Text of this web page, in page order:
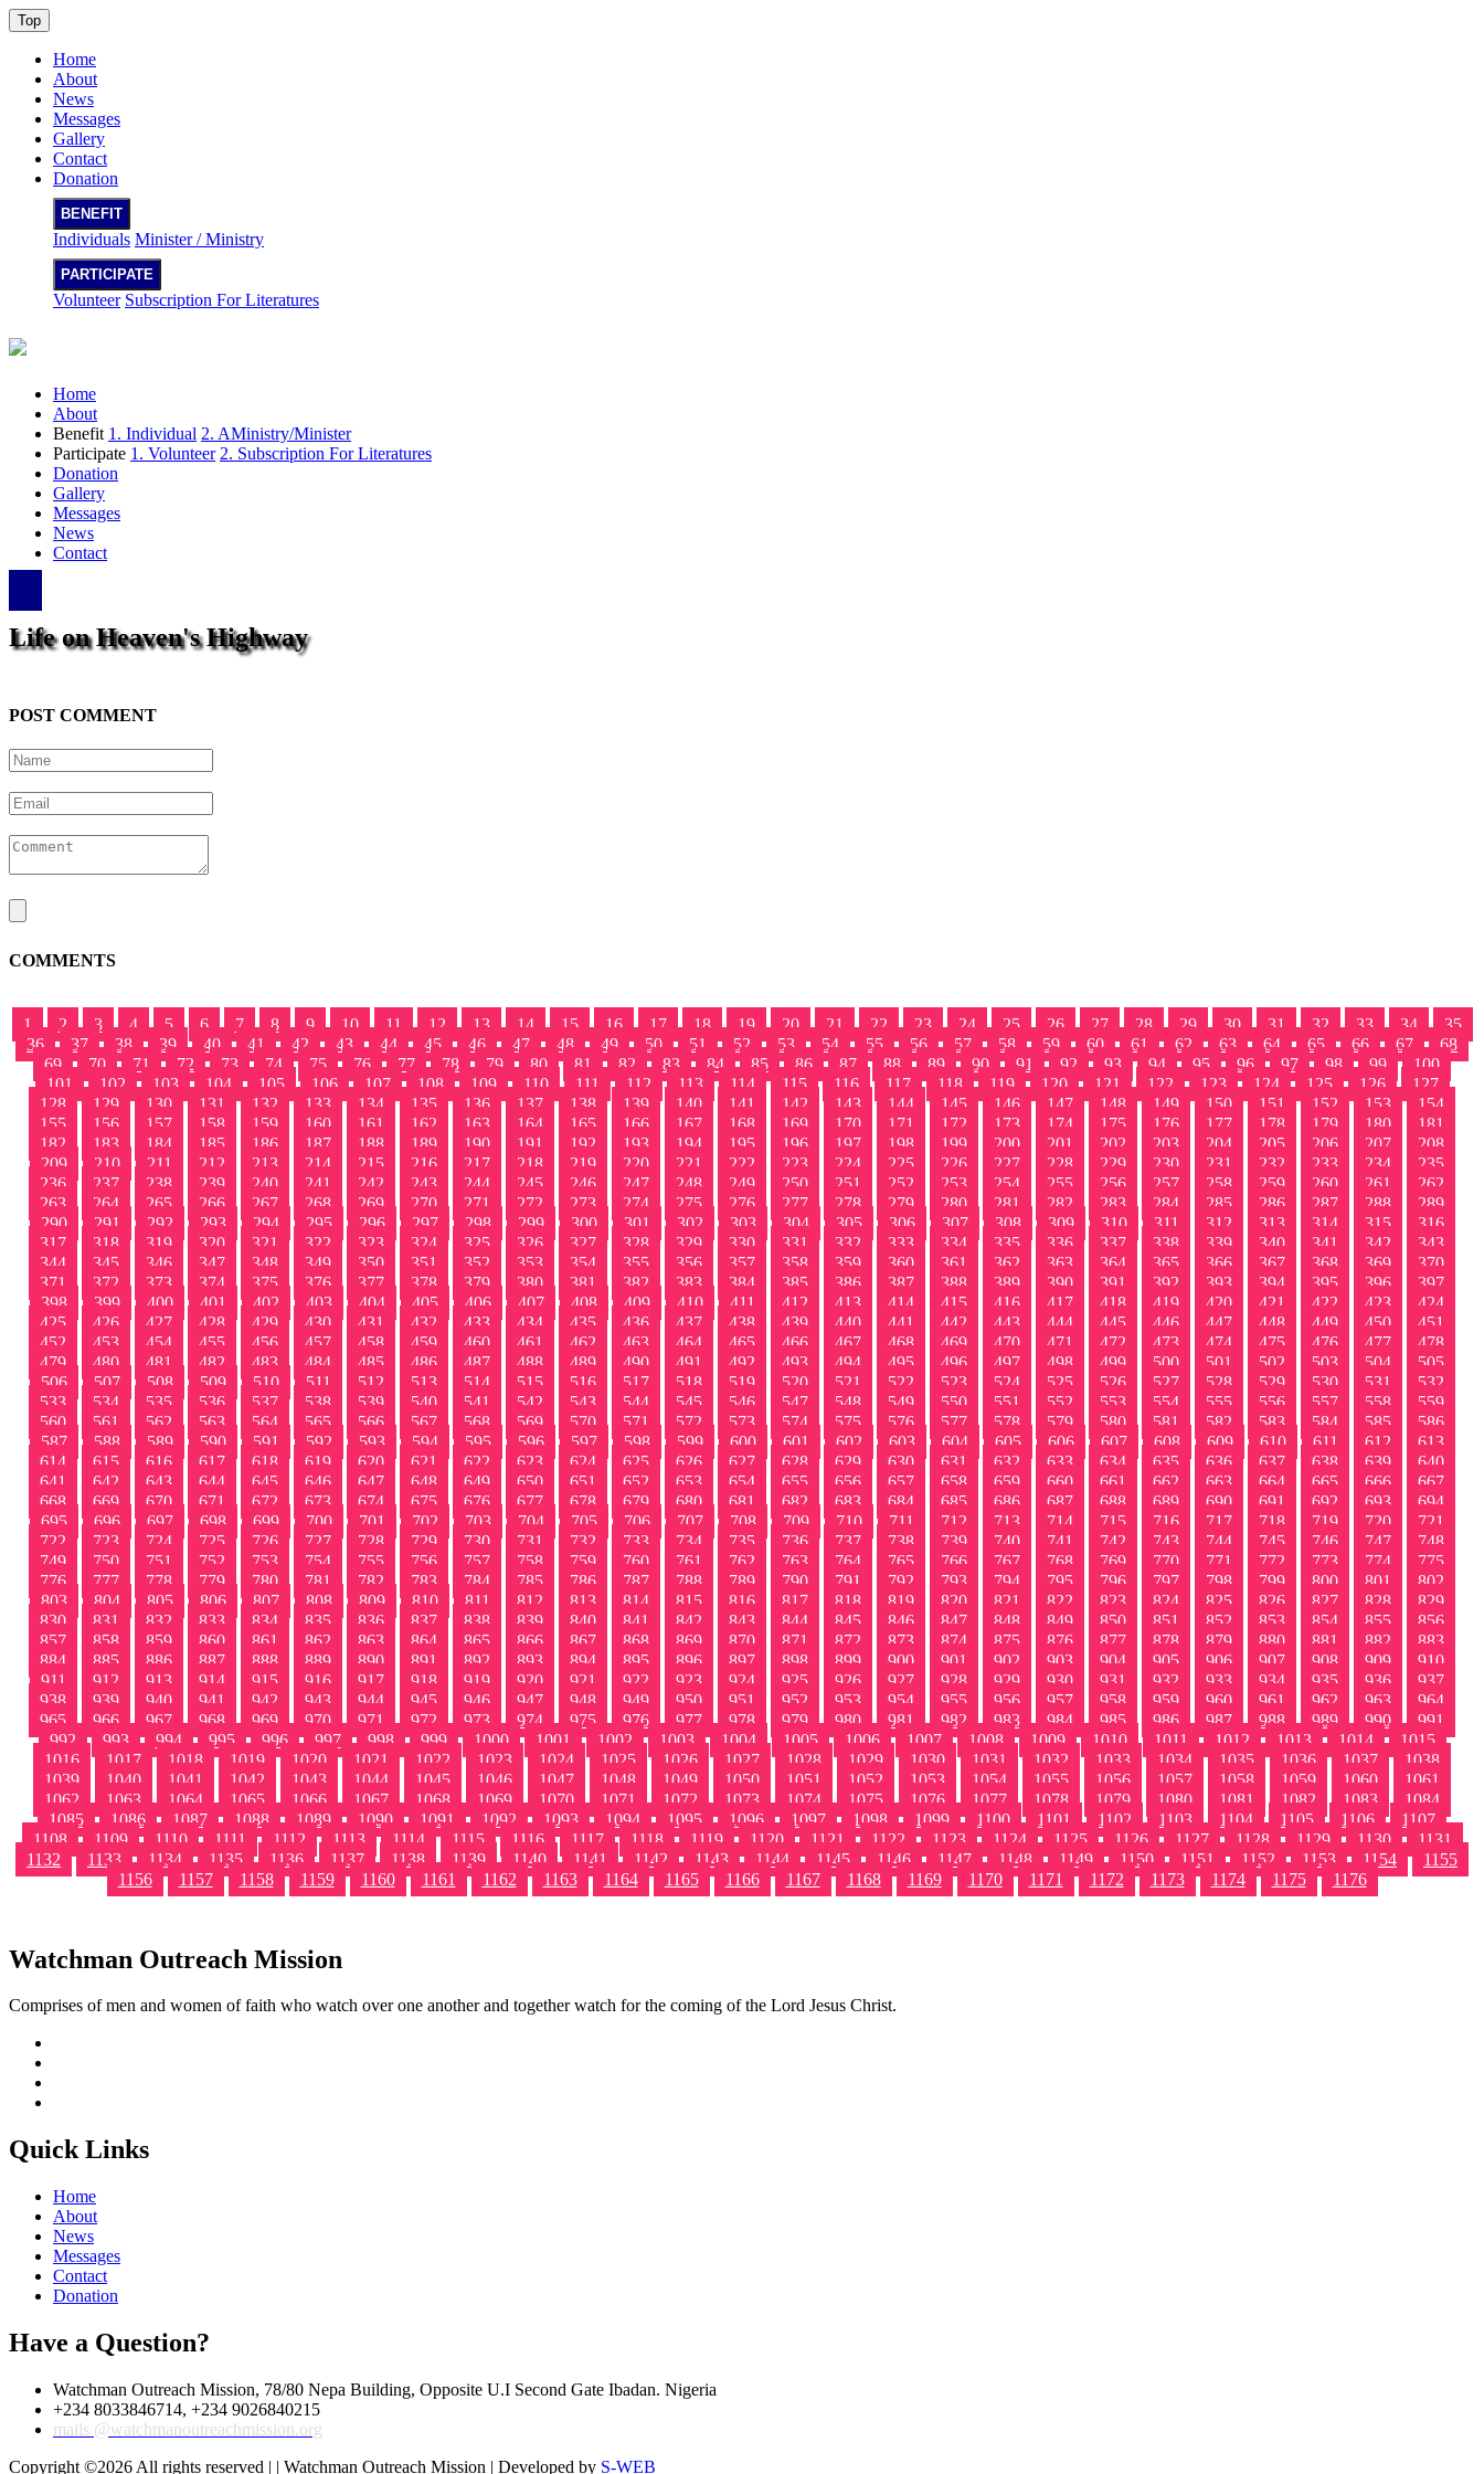
Top
Home
About
News
Messages
Gallery
Contact
Donation
BENEFIT
Individuals Minister / Ministry
PARTICIPATE
Volunteer Subscription For Literatures
Home
About
Benefit 1. Individual 2. AMinistry/Minister
Participate 1. Volunteer 2. Subscription For Literatures
Donation
Gallery
Messages
News
Contact
Life on Heaven's Highway
POST COMMENT
COMMENTS
1 2 3 4 5 6 7 8 9 10 11 12 13 14 15 16 17 18 19 20 21 22 23 24 25 26 27 28 29 30 31 32 33 34
35
36
37 38 39 40 41 42 43 44 45 46 47 48 49 50 51 52 53 54 55 56 57 58 59 60 61 62 63 64 65 66 67
68
69
70 71 72 73 74 75 76 77 78 79 80 81 82 83 84 85 86 87 88 89 90 91 92 93 94 95 96 97 98 99
100
101
102 103 104 105 106 107 108 109 110 111 112 113 114 115 116 117 118 119 120 121 122 123 124 125 126
127
128
129 130 131 132 133 134 135 136 137 138 139 140 141 142 143 144 145 146 147 148 149 150 151 152 153
154
155
156 157 158 159 160 161 162 163 164 165 166 167 168 169 170 171 172 173 174 175 176 177 178 179 180
181
182
183 184 185 186 187 188 189 190 191 192 193 194 195 196 197 198 199 200 201 202 203 204 205 206 207
208
209
210 211 212 213 214 215 216 217 218 219 220 221 222 223 224 225 226 227 228 229 230 231 232 233 234
235
236
237 238 239 240 241 242 243 244 245 246 247 248 249 250 251 252 253 254 255 256 257 258 259 260 261
262
263
264 265 266 267 268 269 270 271 272 273 274 275 276 277 278 279 280 281 282 283 284 285 286 287 288
289
290
291 292 293 294 295 296 297 298 299 300 301 302 303 304 305 306 307 308 309 310 311 312 313 314 315
316
317
318 319 320 321 322 323 324 325 326 327 328 329 330 331 332 333 334 335 336 337 338 339 340 341 342
343
344
345 346 347 348 349 350 351 352 353 354 355 356 357 358 359 360 361 362 363 364 365 366 367 368 369
370
371
372 373 374 375 376 377 378 379 380 381 382 383 384 385 386 387 388 389 390 391 392 393 394 395 396
397
398
399 400 401 402 403 404 405 406 407 408 409 410 411 412 413 414 415 416 417 418 419 420 421 422 423
424
425
426 427 428 429 430 431 432 433 434 435 436 437 438 439 440 441 442 443 444 445 446 447 448 449 450
451
452
453 454 455 456 457 458 459 460 461 462 463 464 465 466 467 468 469 470 471 472 473 474 475 476 477
478
479
480 481 482 483 484 485 486 487 488 489 490 491 492 493 494 495 496 497 498 499 500 501 502 503 504
505
506
507 508 509 510 511 512 513 514 515 516 517 518 519 520 521 522 523 524 525 526 527 528 529 530 531
532
533
534 535 536 537 538 539 540 541 542 543 544 545 546 547 548 549 550 551 552 553 554 555 556 557 558
559
560
561 562 563 564 565 566 567 568 569 570 571 572 573 574 575 576 577 578 579 580 581 582 583 584 585
586
587
588 589 590 591 592 593 594 595 596 597 598 599 600 601 602 603 604 605 606 607 608 609 610 611 612
613
614
615 616 617 618 619 620 621 622 623 624 625 626 627 628 629 630 631 632 633 634 635 636 637 638 639
640
641
642 643 644 645 646 647 648 649 650 651 652 653 654 655 656 657 658 659 660 661 662 663 664 665 666
667
668
669 670 671 672 673 674 675 676 677 678 679 680 681 682 683 684 685 686 687 688 689 690 691 692 693
694
695
696 697 698 699 700 701 702 703 704 705 706 707 708 709 710 711 712 713 714 715 716 717 718 719 720
721
722
723 724 725 726 727 728 729 730 731 732 733 734 735 736 737 738 739 740 741 742 743 744 745 746 747
748
749
750 751 752 753 754 755 756 757 758 759 760 761 762 763 764 765 766 767 768 769 770 771 772 773 774
775
776
777 778 779 780 781 782 783 784 785 786 787 788 789 790 791 792 793 794 795 796 797 798 799 800 801
802
803
804 805 806 807 808 809 810 811 812 813 814 815 816 817 818 819 820 821 822 823 824 825 826 827 828
829
830
831 832 833 834 835 836 837 838 839 840 841 842 843 844 845 846 847 848 849 850 851 852 853 854 855
856
857
858 859 860 861 862 863 864 865 866 867 868 869 870 871 872 873 874 875 876 877 878 879 880 881 882
883
884
885 886 887 888 889 890 891 892 893 894 895 896 897 898 899 900 901 902 903 904 905 906 907 908 909
910
911
912 913 914 915 916 917 918 919 920 921 922 923 924 925 926 927 928 929 930 931 932 933 934 935 936
937
938
939 940 941 942 943 944 945 946 947 948 949 950 951 952 953 954 955 956 957 958 959 960 961 962 963
964
965
966 967 968 969 970 971 972 973 974 975 976 977 978 979 980 981 982 983 984 985 986 987 988 989 990
991
992
993 994 995 996 997 998 999 1000 1001 1002 1003 1004 1005 1006 1007 1008 1009 1010 1011 1012 1013 1014
1015
1016
1017 1018 1019 1020 1021 1022 1023 1024 1025 1026 1027 1028 1029 1030 1031 1032 1033 1034 1035 1036 1037
1038
1039
1040 1041 1042 1043 1044 1045 1046 1047 1048 1049 1050 1051 1052 1053 1054 1055 1056 1057 1058 1059 1060
1061
1062
1063 1064 1065 1066 1067 1068 1069 1070 1071 1072 1073 1074 1075 1076 1077 1078 1079 1080 1081 1082 1083
1084
1085
1086 1087 1088 1089 1090 1091 1092 1093 1094 1095 1096 1097 1098 1099 1100 1101 1102 1103 1104 1105 1106
1107
1108
1109 1110 1111 1112 1113 1114 1115 1116 1117 1118 1119 1120 1121 1122 1123 1124 1125 1126 1127 1128 1129 1130
1131
1132
1133 1134 1135 1136 1137 1138 1139 1140 1141 1142 1143 1144 1145 1146 1147 1148 1149 1150 1151 1152 1153 1154
1155
1156
1157 1158 1159 1160 1161 1162 1163 1164 1165 1166 1167 1168 1169 1170 1171 1172 1173 1174 1175 1176
Watchman Outreach Mission
Comprises of men and women of faith who watch over one another and together watch for the coming of the Lord Jesus Christ.
Quick Links
Home
About
News
Messages
Contact
Donation
Have a Question?
Watchman Outreach Mission, 78/80 Nepa Building, Opposite U.I Second Gate Ibadan. Nigeria
+234 8033846714, +234 9026840215
mails @watchmanoutreachmission.org
Copyright ©2026 All rights reserved | | Watchman Outreach Mission | Developed by S-WEB